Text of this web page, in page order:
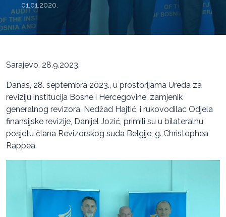
01.01.2020.
Sarajevo, 28.9.2023.
Danas, 28. septembra 2023., u prostorijama Ureda za
reviziju institucija Bosne i Hercegovine, zamjenik
generalnog revizora, Nedžad Hajtić, i rukovodilac Odjela
finansijske revizije, Danijel Jozić, primili su u bilateralnu
posjetu člana Revizorskog suda Belgije, g. Christophea
Rappea.